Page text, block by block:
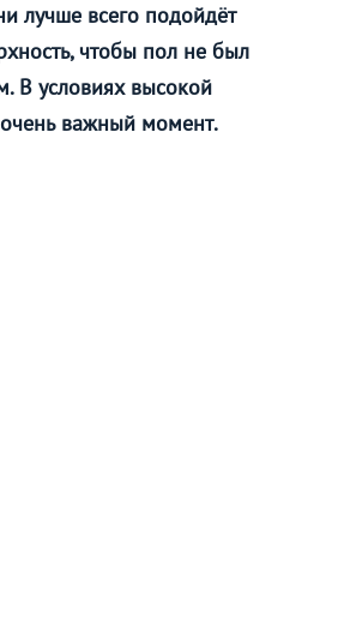
лучше всего подойдёт
чтобы пол не был
В условиях высокой
важный момент.